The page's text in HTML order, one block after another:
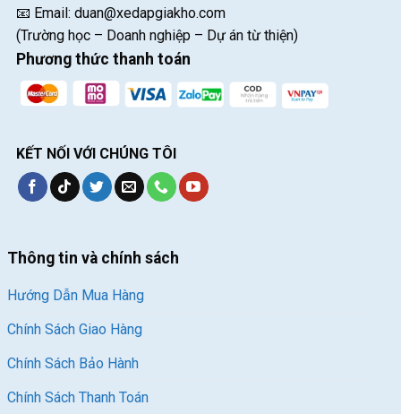
📧 Email: duan@xedapgiakho.com
(Trường học – Doanh nghiệp – Dự án từ thiện)
Phương thức thanh toán
KẾT NỐI VỚI CHÚNG TÔI
Thông tin và chính sách
Hướng Dẫn Mua Hàng
Chính Sách Giao Hàng
Chính Sách Bảo Hành
Chính Sách Thanh Toán